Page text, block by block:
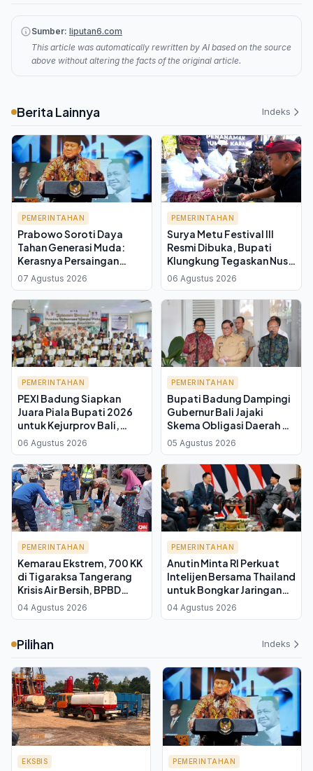
Sumber: liputan6.com
This article was automatically rewritten by AI based on the source
above without altering the facts of the original article.
Berita Lainnya Indeks
PEMERINTAHAN
Prabowo Soroti Daya
Tahan Generasi Muda:
Kerasnya Persaingan
Bangsa Butuh Pemimpin
yang Teruji
07 Agustus 2026
PEMERINTAHAN
Surya Metu Festival III
Resmi Dibuka, Bupati
Klungkung Tegaskan Nusa
Penida Menuju Green
Island
06 Agustus 2026
PEMERINTAHAN
PEXI Badung Siapkan
Juara Piala Bupati 2026
untuk Kejurprov Bali,
Targetkan Porprov
Buleleng
06 Agustus 2026
PEMERINTAHAN
Bupati Badung Dampingi
Gubernur Bali Jajaki
Skema Obligasi Daerah di
DKI Jakarta, Koster Sebut
Tindak Lanjut Arahan
Mendagri
05 Agustus 2026
PEMERINTAHAN
Kemarau Ekstrem, 700 KK
di Tigaraksa Tangerang
Krisis Air Bersih, BPBD
Salurkan Bantuan
04 Agustus 2026
PEMERINTAHAN
Anutin Minta RI Perkuat
Intelijen Bersama Thailand
untuk Bongkar Jaringan
Online Scam Lintas
Negara
04 Agustus 2026
Pilihan Indeks
EKSBIS PEMERINTAHAN